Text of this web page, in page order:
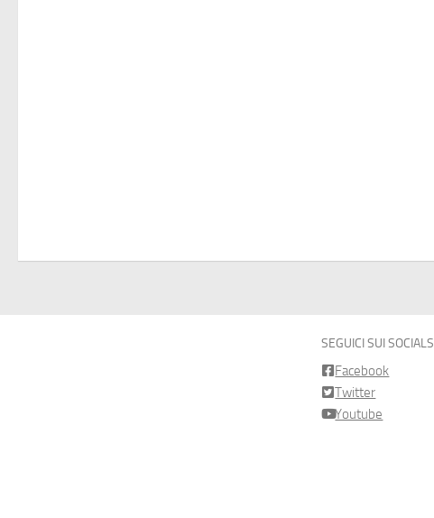
SEGUICI SUI SOCIALS
Facebook
Twitter
Youtube